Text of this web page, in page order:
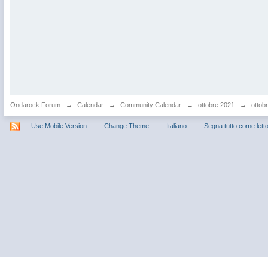
Ondarock Forum → Calendar → Community Calendar → ottobre 2021 →
Use Mobile Version Change Theme Italiano Segna tutto come letto